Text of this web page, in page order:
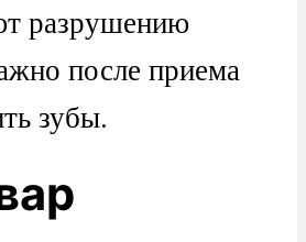
разрушению
после приема
зубы.